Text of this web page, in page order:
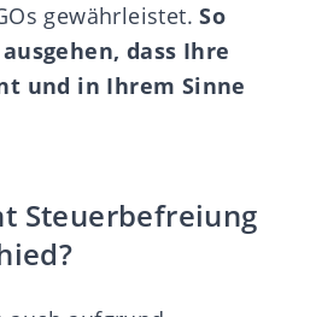
gewährleistet.So
dass Ihre
und in Ihrem Sinne
Steuerbefreiung